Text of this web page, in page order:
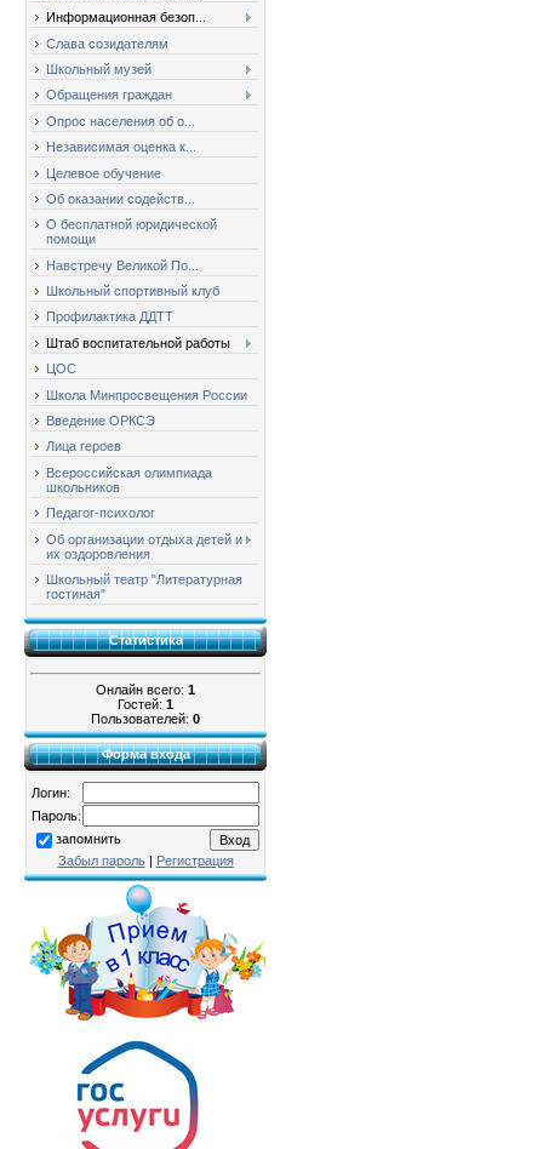
Информационная безоп...
Слава созидателям
Школьный музей
Обращения граждан
Опрос населения об о...
Независимая оценка к...
Целевое обучение
Об оказании содейств...
О бесплатной юридической
помощи
Навстречу Великой По...
Школьный спортивный клуб
Профилактика ДДТТ
Штаб воспитательной работы
ЦОС
Школа Минпросвещения России
Введение ОРКСЭ
Лица героев
Всероссийская олимпиада
школьников
Педагог-психолог
Об организации отдыха детей и
их оздоровления
Школьный театр "Литературная
гостиная"
Статистика
Онлайн всего: 1
Гостей: 1
Пользователей: 0
Форма входа
Логин:
Пароль:
запомнить
Забыл пароль| Регистрация